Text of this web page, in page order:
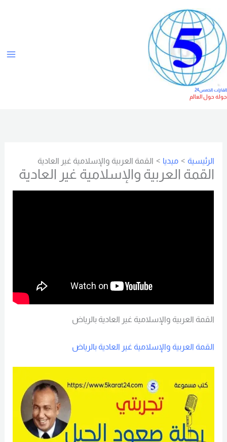
الخمس24
حول العالم
الرئيسية ميديا القمة العربية والإسلامية غير العادية
القمة العربية والإسلامية غير العادية
القمة العربية والإسلامية غير العادية بالرياض
القمة العربية والإسلامية غير العادية بالرياض
ص
ف
ا